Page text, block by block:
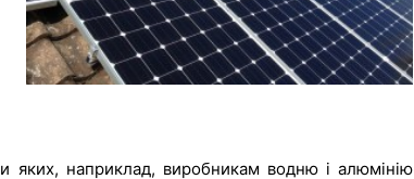
яких, наприклад, виробникам водню і алюмінію